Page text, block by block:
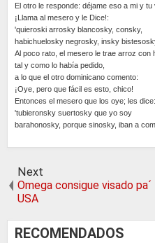
El otro le responde: déjame eso a mi y
¡Llama al mesero y le Dice!:
'quieroski arrosky blancosky, consky,
habichuelosky negrosky, insky
Al poco rato, el mesero le trae arroz con
tal y como lo había pedido,
a lo que el otro dominicano comento:
¡Oye, pero que fácil es esto, chico!
Entonces el mesero que los oye; les dice:
'tubieronsky suertosky que yo soy
barahonosky, porque sinosky, iban a
Next
Omega consigue visado pa´
USA
RECOMENDADOS